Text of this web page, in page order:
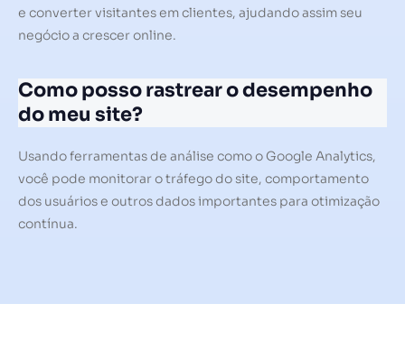
e converter visitantes em clientes, ajudando assim seu
negócio a crescer online.
Como posso rastrear o desempenho
do meu site?
Usando ferramentas de análise como o Google Analytics,
você pode monitorar o tráfego do site, comportamento
dos usuários e outros dados importantes para otimização
contínua.